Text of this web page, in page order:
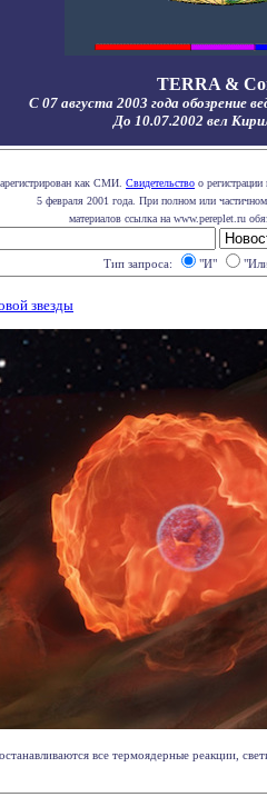
TERRA &
С 07 августа 2003 года обозрение
До 10.07.2002 вел
как СМИ. Свидетельство о
5 февраля 2001 года. При полном или
материалов ссылка на www.pereplet.ru
Тип запроса: "И"
звезды
все термоядерные реакции,